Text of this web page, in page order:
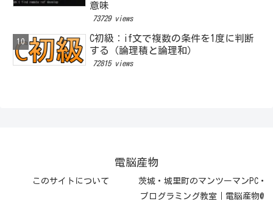
意味
73729 views
C初級：if文で複数の条件を1度に判断
する（論理積と論理和）
72815 views
電脳産物
このサイトについて
茨城・城里町のマンツーマンPC・
プログラミング教室｜電脳産物@